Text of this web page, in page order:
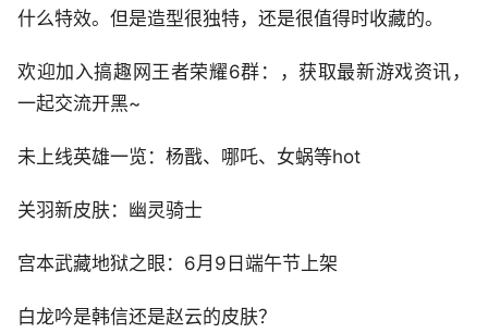
什么特效。但是造型很独特，还是很值得时收藏的。
欢迎加入搞趣网王者荣耀6群：，获取最新游戏资讯，
一起交流开黑~
未上线英雄一览：杨戬、哪吒、女蜗等hot
关羽新皮肤：幽灵骑士
宫本武藏地狱之眼：6月9日端午节上架
白龙吟是韩信还是赵云的皮肤？